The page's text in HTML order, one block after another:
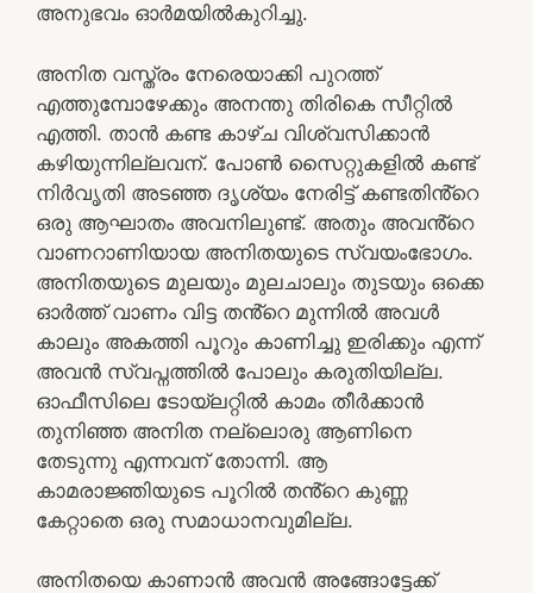
അനുഭവം ഓർമയിൽകുറിച്ചു.
അനിത വസ്ത്രം നേരെയാക്കി പുറത്ത്
എത്തുമ്പോഴേക്കും അനന്തു തിരികെ സീറ്റിൽ
എത്തി. താൻ കണ്ട കാഴ്ച വിശ്വസിക്കാൻ
കഴിയുന്നില്ലവന്. പോൺ സൈറ്റുകളിൽ കണ്ട്
നിർവൃതി അടഞ്ഞ ദൃശ്യം നേരിട്ട് കണ്ടതിൻ്റെ
ഒരു ആഘാതം അവനിലുണ്ട്. അതും അവൻ്റെ
വാണറാണിയായ അനിതയുടെ സ്വയംഭോഗം.
അനിതയുടെ മുലയും മുലചാലും തുടയും ഒക്കെ
ഓർത്ത് വാണം വിട്ട തൻ്റെ മുന്നിൽ അവൾ
കാലും അകത്തി പൂറും കാണിച്ചു ഇരിക്കും എന്ന്
അവൻ സ്വപ്നത്തിൽ പോലും കരുതിയില്ല.
ഓഫീസിലെ ടോയ്‌ലറ്റിൽ കാമം തീർക്കാൻ
തുനിഞ്ഞ അനിത നല്ലൊരു ആണിനെ
തേടുന്നു എന്നവന് തോന്നി. ആ
കാമരാജ്ഞിയുടെ പൂറിൽ തൻ്റെ കുണ്ണ
കേറ്റാതെ ഒരു സമാധാനവുമില്ല.
അനിതയെ കാണാൻ അവൻ അങ്ങോട്ടേക്ക്